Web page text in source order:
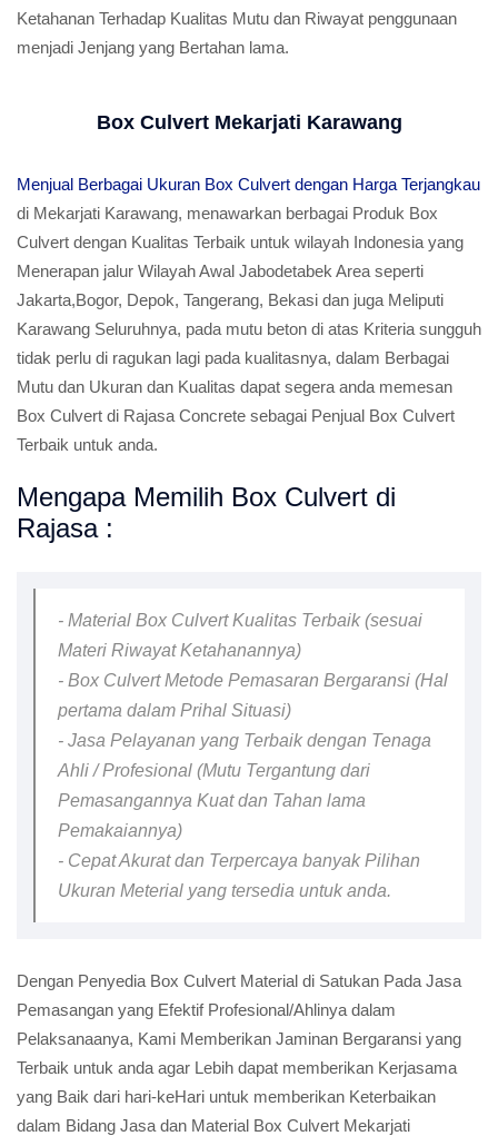
Ketahanan Terhadap Kualitas Mutu dan Riwayat penggunaan
menjadi Jenjang yang Bertahan lama.
Box Culvert Mekarjati Karawang
Menjual Berbagai Ukuran Box Culvert dengan Harga Terjangkau
di Mekarjati Karawang, menawarkan berbagai Produk Box
Culvert dengan Kualitas Terbaik untuk wilayah Indonesia yang
Menerapan jalur Wilayah Awal Jabodetabek Area seperti
Jakarta,Bogor, Depok, Tangerang, Bekasi dan juga Meliputi
Karawang Seluruhnya, pada mutu beton di atas Kriteria sungguh
tidak perlu di ragukan lagi pada kualitasnya, dalam Berbagai
Mutu dan Ukuran dan Kualitas dapat segera anda memesan
Box Culvert di Rajasa Concrete sebagai Penjual Box Culvert
Terbaik untuk anda.
Mengapa Memilih Box Culvert di
Rajasa :
- Material Box Culvert Kualitas Terbaik (sesuai
Materi Riwayat Ketahanannya)
- Box Culvert Metode Pemasaran Bergaransi (Hal
pertama dalam Prihal Situasi)
- Jasa Pelayanan yang Terbaik dengan Tenaga
Ahli / Profesional (Mutu Tergantung dari
Pemasangannya Kuat dan Tahan lama
Pemakaiannya)
- Cepat Akurat dan Terpercaya banyak Pilihan
Ukuran Meterial yang tersedia untuk anda.
Dengan Penyedia Box Culvert Material di Satukan Pada Jasa
Pemasangan yang Efektif Profesional/Ahlinya dalam
Pelaksanaanya, Kami Memberikan Jaminan Bergaransi yang
Terbaik untuk anda agar Lebih dapat memberikan Kerjasama
yang Baik dari hari-keHari untuk memberikan Keterbaikan
dalam Bidang Jasa dan Material Box Culvert Mekarjati